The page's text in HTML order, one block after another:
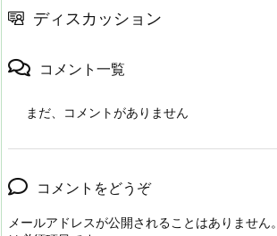
ディスカッション
コメント一覧
まだ、コメントがありません
コメントをどうぞ
メールアドレスが公開されることはありません。